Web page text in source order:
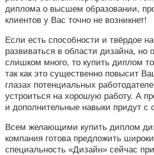
диплома о высшем образовании,
клиентов у Вас точно не возникнет!
Если есть способности и твёрдое
развиваться в области дизайна, но
слишком много, то купить диплом
так как это существенно повысит
глазах потенциальных
устроиться на хорошую работу. А
и дополнительные навыки придут с
Всем желающими купить диплом
компания готова предложить
специальность «Дизайн» сейчас